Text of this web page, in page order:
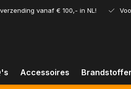
vanaf € 100,- in NL!
Accessoires